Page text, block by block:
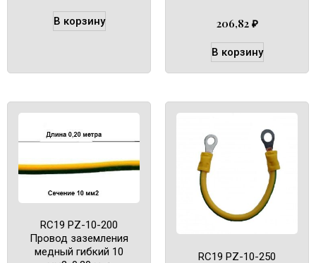
В корзину 206,82 ₽
В корзину
RC19 PZ-10-200
Провод заземления
медный гибкий 10
RC19 PZ-10-250